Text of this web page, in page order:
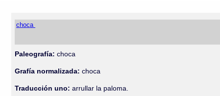
choca
Paleografía: choca
Grafía normalizada: choca
Traducción uno: arrullar la paloma.